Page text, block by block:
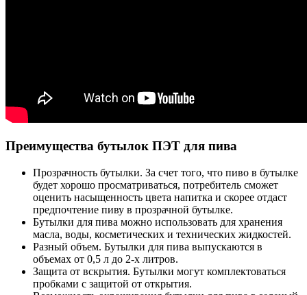
Преимущества бутылок ПЭТ для пива
Прозрачность бутылки. За счет того, что пиво в бутылке
будет хорошо просматриваться, потребитель сможет
оценить насыщенность цвета напитка и скорее отдаст
предпочтение пиву в прозрачной бутылке.
Бутылки для пива можно использовать для хранения
масла, воды, косметических и технических жидкостей.
Разный объем. Бутылки для пива выпускаются в
объемах от 0,5 л до 2-х литров.
Защита от вскрытия. Бутылки могут комплектоваться
пробками с защитой от открытия.